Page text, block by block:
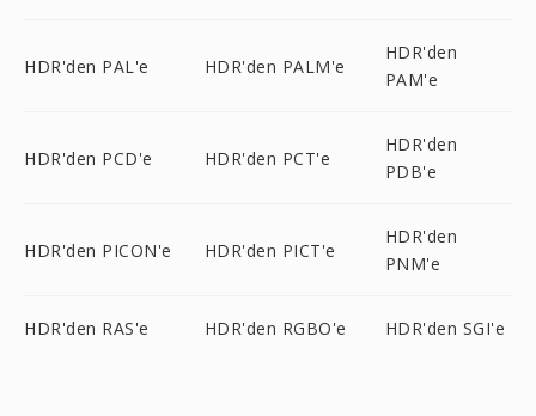
HDR'den PAL'e HDR'den PALM'e
HDR'den
PAM'e
HDR'den PCD'e HDR'den PCT'e
HDR'den
PDB'e
HDR'den PICON'e HDR'den PICT'e
HDR'den
PNM'e
HDR'den RAS'e HDR'den RGBO'e HDR'den SGI'e